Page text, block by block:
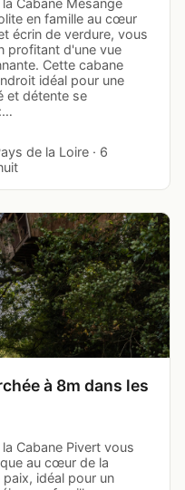
Cabane Mésange
en famille au cœur
écrin de verdure, vous
profitant d'une vue
Cette cabane
idéal pour une
et détente se
de la Loire · 6
à 8m dans les
Cabane Pivert vous
au cœur de la
idéal pour un